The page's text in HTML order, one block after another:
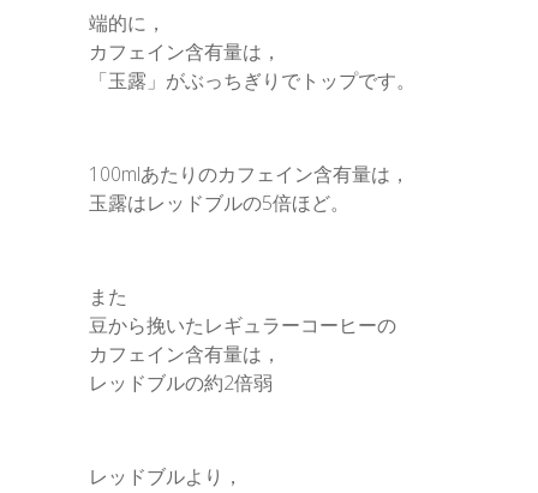
端的に，
カフェイン含有量は，
「玉露」がぶっちぎりでトップです。
100mlあたりのカフェイン含有量は，
玉露はレッドブルの5倍ほど。
また
豆から挽いたレギュラーコーヒーの
カフェイン含有量は，
レッドブルの約2倍弱
レッドブルより，